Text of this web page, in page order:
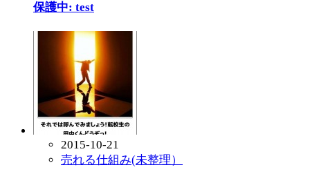
保護中: test
2015-10-21
売れる仕組み(未整理）